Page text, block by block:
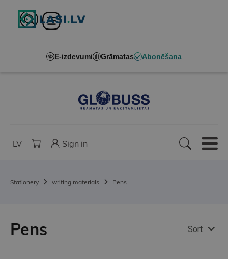
E-izdevumi Grāmatas Abonēšana
LV Sign in
Stationery writing materials Pens
Pens Sort